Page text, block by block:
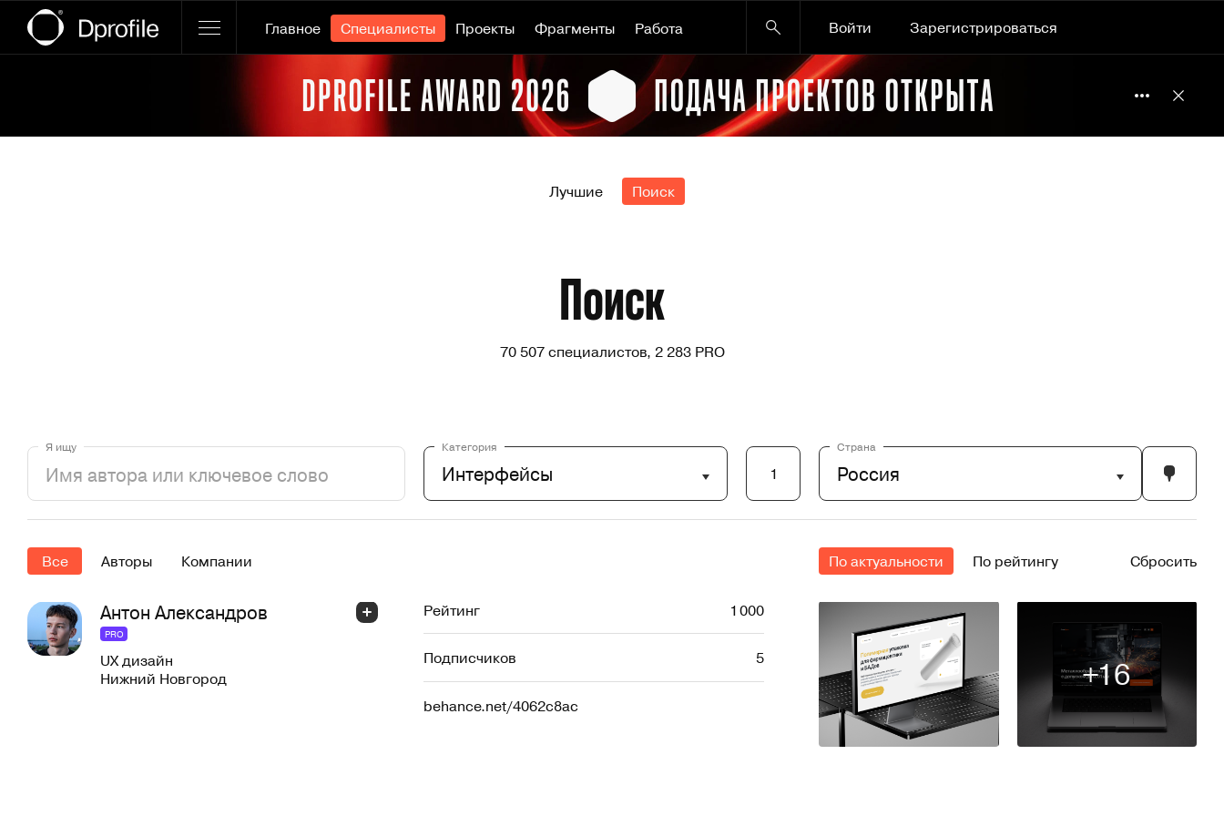
Главное Специалисты Проекты Фрагменты Работа Войти
Зарегистрироваться
Лучшие Поиск
Поиск
70 507 специалистов, 2 283 PRO
Я ищу Категория
Интерфейсы 1
Страна
Россия
Все Авторы Компании По актуальности По рейтингу Сбросить
Антон Александров
PRO
UX дизайн
Нижний Новгород
Рейтинг 1 000
Подписчиков 5
behance.net/4062c8ac
10
+16